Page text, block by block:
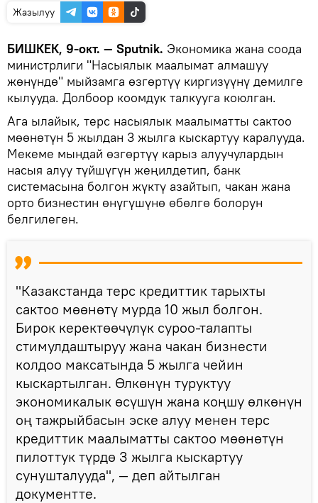
Жазылуу
БИШКЕК, 9-окт. — Sputnik. Экономика жана соода
министрлиги "Насыялык маалымат алмашуу
жөнүндө" мыйзамга өзгөртүү киргизүүнү демилге
кылууда. Долбоор коомдук талкууга коюлган.
Ага ылайык, терс насыялык маалыматты сактоо
мөөнөтүн 5 жылдан 3 жылга кыскартуу каралууда.
Мекеме мындай өзгөртүү карыз алуучулардын
насыя алуу түйшүгүн жеңилдетип, банк
системасына болгон жүктү азайтып, чакан жана
орто бизнестин өнүгүшүнө өбөлгө болорун
белгилеген.
"Казакстанда терс кредиттик тарыхты
сактоо мөөнөтү мурда 10 жыл болгон.
Бирок керектөөчүлүк суроо-талапты
стимулдаштыруу жана чакан бизнести
колдоо максатында 5 жылга чейин
кыскартылган. Өлкөнүн туруктуу
экономикалык өсүшүн жана коңшу өлкөнүн
оң тажрыйбасын эске алуу менен терс
кредиттик маалыматты сактоо мөөнөтүн
пилоттук түрдө 3 жылга кыскартуу
сунушталууда", — деп айтылган
документте.